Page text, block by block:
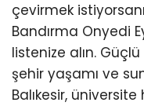
çevirmek
Bandırma Onyedi
listenize alın.
şehir yaşamı ve
Balıkesir, üniversite